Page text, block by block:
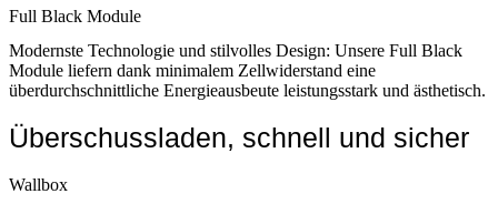
Full Black Module
Modernste Technologie und stilvolles Design: Unsere Full Black
Module liefern dank minimalem Zellwiderstand eine
überdurchschnittliche Energieausbeute leistungsstark und ästhetisch.
Überschussladen, schnell und sicher
Wallbox